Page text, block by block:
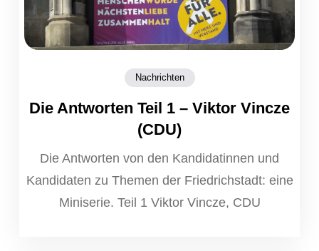
Nachrichten
Die Antworten Teil 1 – Viktor Vincze
(CDU)
Die Antworten von den Kandidatinnen und
Kandidaten zu Themen der Friedrichstadt: eine
Miniserie. Teil 1 Viktor Vincze, CDU